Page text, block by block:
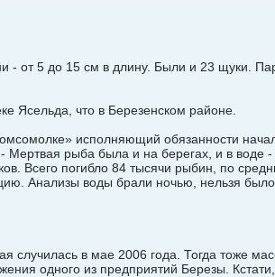
от 5 до 15 см в длину. Были и 23 щуки.
Ясельда, что в Березенском районе.
исполняющий обязанности
рыба была и на берегах, и в воде
Всего погибло 84 тысячи рыбин, по
Анализы воды брали ночью, нельзя было
случилась в мае 2006 года. Тогда тоже
одного из предприятий Березы.